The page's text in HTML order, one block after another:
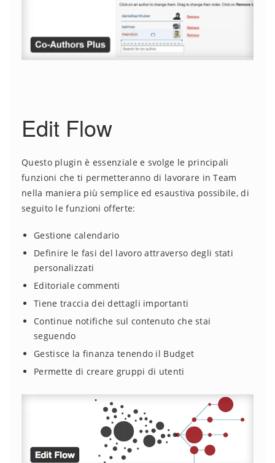
Edit Flow
Questo plugin è essenziale e svolge le principali
funzioni che ti permetteranno di lavorare in Team
nella maniera più semplice ed esaustiva possibile, di
seguito le funzioni offerte:
Gestione calendario
Definire le fasi del lavoro attraverso degli stati
personalizzati
Editoriale commenti
Tiene traccia dei dettagli importanti
Continue notifiche sul contenuto che stai
seguendo
Gestisce la finanza tenendo il Budget
Permette di creare gruppi di utenti